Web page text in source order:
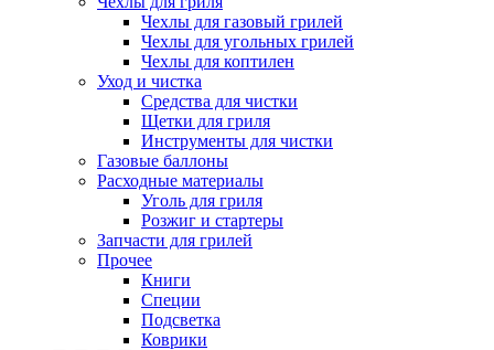
Чехлы для газовый грилей
Чехлы для угольных грилей
Чехлы для коптилен
Уход и чистка
Средства для чистки
Щетки для гриля
Инструменты для чистки
Газовые баллоны
Расходные материалы
Уголь для гриля
Розжиг и стартеры
Запчасти для грилей
Прочее
Книги
Специи
Подсветка
Коврики